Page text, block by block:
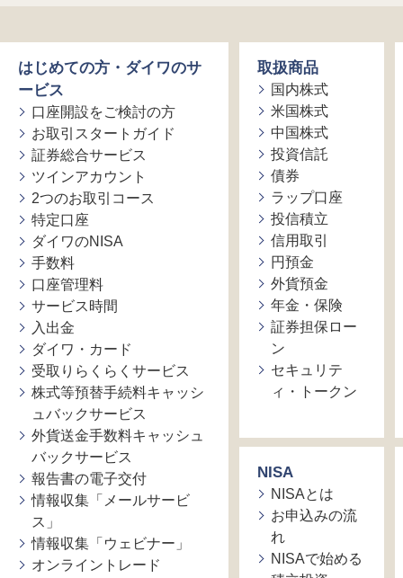
はじめての方・ダイワのサ
ービス
口座開設をご検討の方
お取引スタートガイド
証券総合サービス
ツインアカウント
2つのお取引コース
特定口座
ダイワのNISA
手数料
口座管理料
サービス時間
入出金
ダイワ・カード
受取りらくらくサービス
株式等預替手続料キャッシ
ュバックサービス
外貨送金手数料キャッシュ
バックサービス
報告書の電子交付
情報収集「メールサービ
ス」
情報収集「ウェビナー」
オンライントレード
取扱商品
国内株式
米国株式
中国株式
投資信託
債券
ラップ口座
投信積立
信用取引
円預金
外貨預金
年金・保険
証券担保ロー
ン
セキュリテ
ィ・トークン
NISA
NISAとは
お申込みの流
れ
NISAで始める